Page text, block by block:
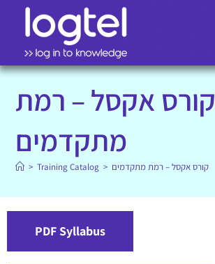
קורס אקסל – רמת
מתקדמים
> Training Catalog > קורס אקסל – רמת מתקדמים
PDF Syllabus